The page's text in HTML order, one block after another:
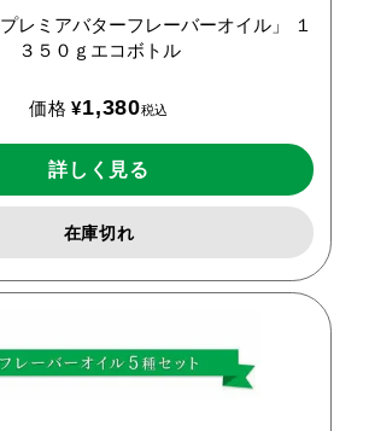
プレミアバターフレーバーオイル」
１
３５０ｇエコボトル
価格 ¥1,380税込
詳しく見る
在庫切れ